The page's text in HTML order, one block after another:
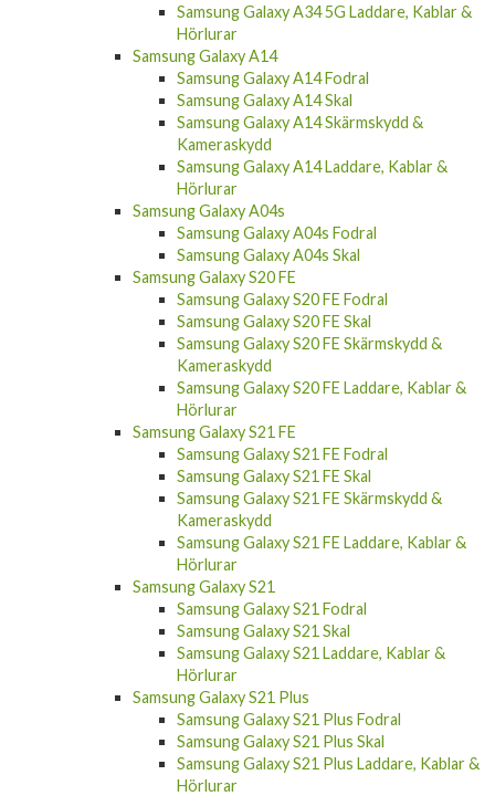
Samsung Galaxy A34 5G Laddare, Kablar &
Hörlurar
Samsung Galaxy A14
Samsung Galaxy A14 Fodral
Samsung Galaxy A14 Skal
Samsung Galaxy A14 Skärmskydd &
Kameraskydd
Samsung Galaxy A14 Laddare, Kablar &
Hörlurar
Samsung Galaxy A04s
Samsung Galaxy A04s Fodral
Samsung Galaxy A04s Skal
Samsung Galaxy S20 FE
Samsung Galaxy S20 FE Fodral
Samsung Galaxy S20 FE Skal
Samsung Galaxy S20 FE Skärmskydd &
Kameraskydd
Samsung Galaxy S20 FE Laddare, Kablar &
Hörlurar
Samsung Galaxy S21 FE
Samsung Galaxy S21 FE Fodral
Samsung Galaxy S21 FE Skal
Samsung Galaxy S21 FE Skärmskydd &
Kameraskydd
Samsung Galaxy S21 FE Laddare, Kablar &
Hörlurar
Samsung Galaxy S21
Samsung Galaxy S21 Fodral
Samsung Galaxy S21 Skal
Samsung Galaxy S21 Laddare, Kablar &
Hörlurar
Samsung Galaxy S21 Plus
Samsung Galaxy S21 Plus Fodral
Samsung Galaxy S21 Plus Skal
Samsung Galaxy S21 Plus Laddare, Kablar &
Hörlurar